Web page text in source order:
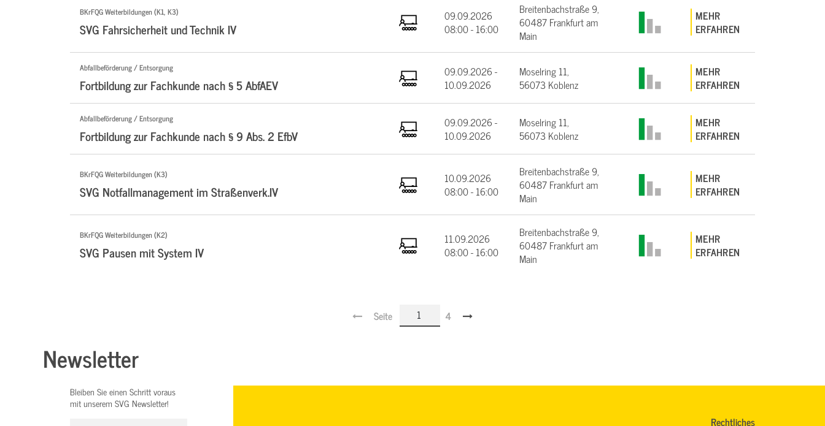
BKrFQG Weiterbildungen (K1, K3)
SVG Fahrsicherheit und Technik IV
09.09.2026
08:00 - 16:00
Breitenbachstraße 9,
60487 Frankfurt am
Main
MEHR
ERFAHREN
Abfallbeförderung / Entsorgung
Fortbildung zur Fachkunde nach § 5 AbfAEV
09.09.2026 -
10.09.2026
Moselring 11,
56073 Koblenz
MEHR
ERFAHREN
Abfallbeförderung / Entsorgung
Fortbildung zur Fachkunde nach § 9 Abs. 2 EfbV
09.09.2026 -
10.09.2026
Moselring 11,
56073 Koblenz
MEHR
ERFAHREN
BKrFQG Weiterbildungen (K3)
SVG Notfallmanagement im Straßenverk.IV
10.09.2026
08:00 - 16:00
Breitenbachstraße 9,
60487 Frankfurt am
Main
MEHR
ERFAHREN
BKrFQG Weiterbildungen (K2)
SVG Pausen mit System IV
11.09.2026
08:00 - 16:00
Breitenbachstraße 9,
60487 Frankfurt am
Main
MEHR
ERFAHREN
Seite 4
Newsletter
Bleiben Sie einen Schritt voraus
mit unserem SVG Newsletter!
Rechtliches